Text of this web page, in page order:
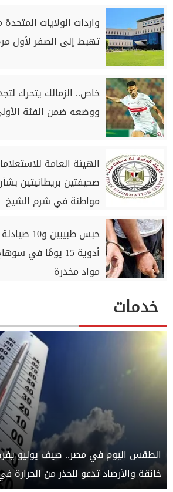
واردات الولايات
تهبط إلى الصفر لأول مرة
خاص.. الزمالك يتحرك
ووضعه ضمن الفئة
الهيئة العامة
صحيفتين بريطانيتين
مواطنة في شرم الشيخ
حبس
أدوية 15 يومًا في
مواد مخدرة
خدمات
الطقس اليوم في مصر.. صيف يوليو
خانقة والأرصاد تدعو للحذر من الحرارة